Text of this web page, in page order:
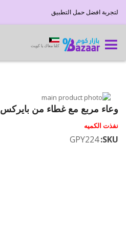
لتجربة افضل حمل التطبيق
كلنا معاك يا كويت
انتقل
إلى
معرض
الصور
تخطي
بداية
معرض
وعاء مربع مع غطاء من بايركس
نفذت الكميه
SKU
GPY224